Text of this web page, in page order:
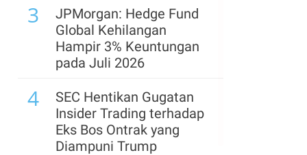
3
JPMorgan: Hedge Fund
Global Kehilangan
Hampir 3% Keuntungan
pada Juli 2026
4
SEC Hentikan Gugatan
Insider Trading terhadap
Eks Bos Ontrak yang
Diampuni Trump